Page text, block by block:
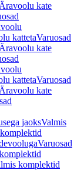
kate
kattetaVaruosad
kate
kattetaVaruosad
kate
jaoksValmis
Varuosad
komplektid